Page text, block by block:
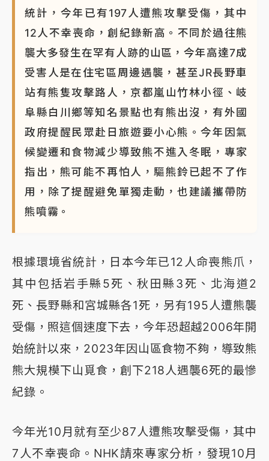
統計，今年已有197人遭熊攻擊受傷，其中
12人不幸喪命，創紀錄新高。不同於過往熊
襲大多發生在罕有人跡的山區，今年高達7成
受害人是在住宅區周邊遇襲，甚至JR長野車
站有熊隻攻擊路人，京都嵐山竹林小徑、岐
阜縣白川鄉等知名景點也有熊出沒，有外國
政府提醒民眾赴日旅遊要小心熊。今年因氣
候變遷和食物減少導致熊不進入冬眠，專家
指出，熊可能不再怕人，驅熊鈴已起不了作
用，除了提醒避免單獨走動，也建議攜帶防
熊噴霧。
根據環境省統計，日本今年已12人命喪熊爪，
其中包括岩手縣5死、秋田縣3死、北海道2
死、長野縣和宮城縣各1死，另有195人遭熊襲
受傷，照這個速度下去，今年恐超越2006年開
始統計以來，2023年因山區食物不夠，導致熊
熊大規模下山覓食，創下218人遇襲6死的最慘
紀錄。
今年光10月就有至少87人遭熊攻擊受傷，其中
7人不幸喪命。NHK請來專家分析，發現10月